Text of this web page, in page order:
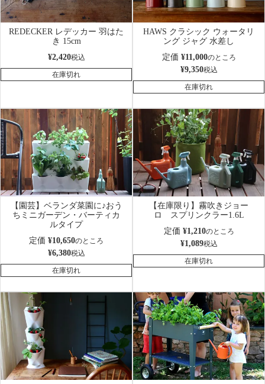
REDECKER レデッカー 羽はた
き 15cm
¥2,420税込
在庫切れ
HAWS クラシック ウォータリ
ング ジャグ 水差し
定価 ¥11,000のところ
¥9,350税込
在庫切れ
【園芸】ベランダ菜園に♪おう
ちミニガーデン・バーティカ
ルタイプ
定価 ¥10,650のところ
¥6,380税込
在庫切れ
【在庫限り】霧吹きジョー
ロ スプリンクラー1.6L
定価 ¥1,210のところ
¥1,089税込
在庫切れ